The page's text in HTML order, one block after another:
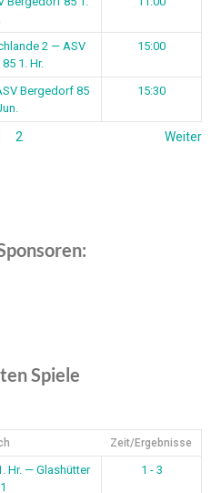
2 — ASV
1. Hr.
15:00
Bergedorf 85
15:30
2 Weiter
Spiele
Zeit/Ergebnisse
Hr. — Glashütter
1 - 3